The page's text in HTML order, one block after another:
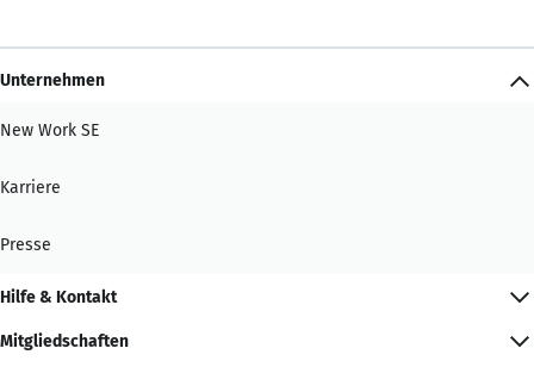
Unternehmen
New Work SE
Karriere
Presse
Hilfe & Kontakt
Mitgliedschaften